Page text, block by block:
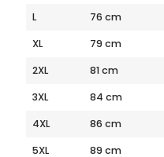
L
76 cm
XL
79 cm
2XL
81 cm
3XL
84 cm
4XL
86 cm
5XL
89 cm